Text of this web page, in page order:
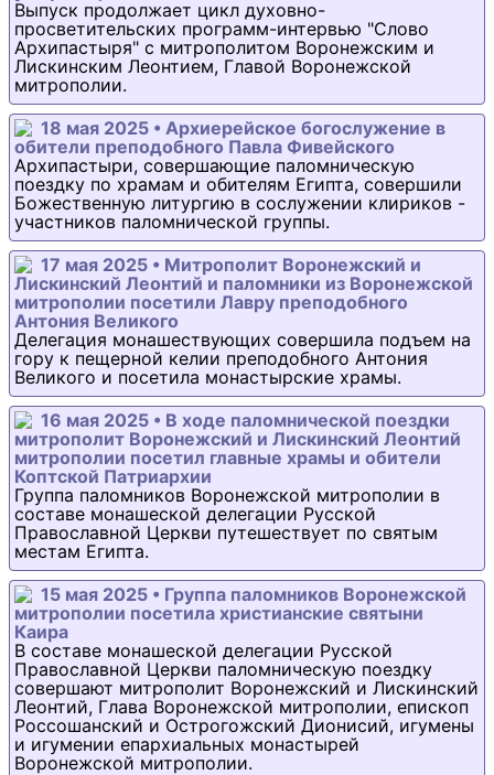
Выпуск продолжает цикл духовно-
просветительских программ-интервью "Слово
Архипастыря" с митрополитом Воронежским и
Лискинским Леонтием, Главой Воронежской
митрополии.
18 мая 2025 • Архиерейское богослужение в
обители преподобного Павла Фивейского
Архипастыри, совершающие паломническую
поездку по храмам и обителям Египта, совершили
Божественную литургию в сослужении клириков -
участников паломнической группы.
17 мая 2025 • Митрополит Воронежский и
Лискинский Леонтий и паломники из Воронежской
митрополии посетили Лавру преподобного
Антония Великого
Делегация монашествующих совершила подъем на
гору к пещерной келии преподобного Антония
Великого и посетила монастырские храмы.
16 мая 2025 • В ходе паломнической поездки
митрополит Воронежский и Лискинский Леонтий
митрополии посетил главные храмы и обители
Коптской Патриархии
Группа паломников Воронежской митрополии в
составе монашеской делегации Русской
Православной Церкви путешествует по святым
местам Египта.
15 мая 2025 • Группа паломников Воронежской
митрополии посетила христианские святыни
Каира
В составе монашеской делегации Русской
Православной Церкви паломническую поездку
совершают митрополит Воронежский и Лискинский
Леонтий, Глава Воронежской митрополии, епископ
Россошанский и Острогожский Дионисий, игумены
и игумении епархиальных монастырей
Воронежской митрополии.